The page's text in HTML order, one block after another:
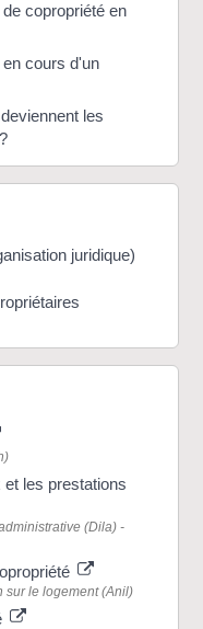
copropriété en
cours d'un
les
juridique)
les prestations
(Dila) -
sur le logement (Anil)